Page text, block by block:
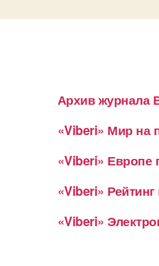
Архив журнала
«Viberi» Мир на
«Viberi» Европе
«Viberi»
«Viberi»